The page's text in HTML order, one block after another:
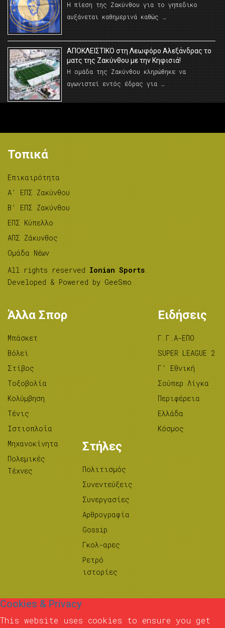
Η πίεση της Ζακύνθου για το γηπεδικο
αυξάνεται καθημερινά καθώς …
AΠΟΚΛΕΙΣΤΙΚΟ στη Λεωφόρο Αλεξάνδρας το
ματς της Ζακύνθου με την Κηφισιά!
Η ομάδα της Ζακύνθου κληρώθηκε να
αγωνιστεί εντός έδρας για …
Τοπικά
Επικαιρότητα
A’ ΕΠΣ Ζακύνθου
B’ ΕΠΣ Ζακύνθου
ΕΠΣ Κύπελλο
ΑΠΣ Ζάκυνθος
Ομάδα Νέων
All rights reserved Ionian Sports .
Developed & Powered by GeeSmo .
Άλλα Σπορ
Μπάσκετ
Βόλεϊ
Στίβος
Tοξοβολία
Κολύμβηση
Τένις
Ιστιοπλοΐα
Μηχανοκίνητα
Πολεμικές
Τέχνες
Ειδήσεις
Γ.Γ.Α-ΕΠΟ
SUPER LEAGUE 2
Γ’ Εθνική
Σούπερ Λίγκα
Περιφέρεια
Ελλάδα
Κόσμος
Στήλες
Πολιτισμός
Συνεντεύξεις
Συνεργασίες
Αρθρογραφία
Gossip
Γκολ-αρες
Ρετρό
ιστορίες
Cookies & Privacy
This website uses cookies to ensure you get